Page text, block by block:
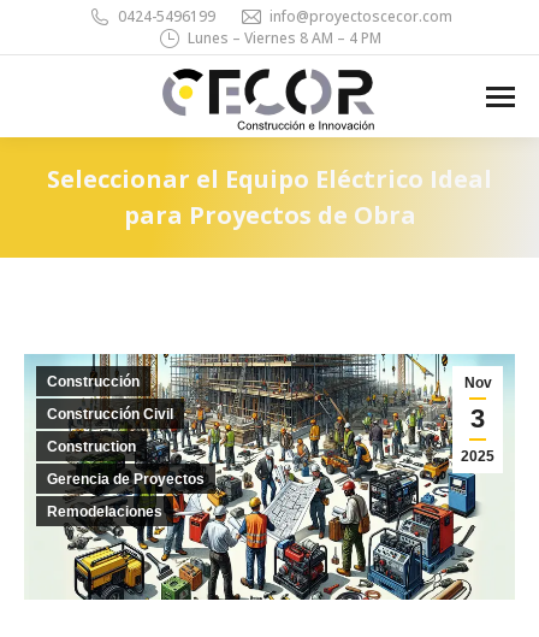
0424-5496199
info@proyectoscecor.com
Lunes – Viernes 8 AM – 4 PM
Seleccionar el Equipo Eléctrico Ideal
para Proyectos de Obra
Nov
3
2025
Construcción
Construcción Civil
Construction
Gerencia de Proyectos
Remodelaciones